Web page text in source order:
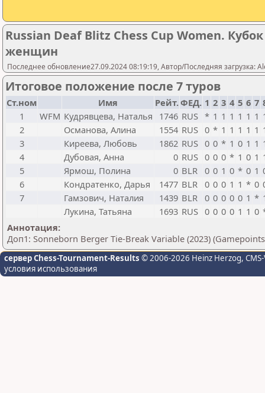
Russian Deaf Blitz Chess Cup Women.
женщин
Последнее обновление27.09.2024 08:19:19, Автор/Последняя загрузка:
Итоговое положение после 7 туров
Ст.ном Имя Рейт.ФЕД. 1 2 3 4 5 6 7
1
WFM Кудрявцева, Наталья 1746 RUS * 1 1 1 1 1 1
2
Османова, Алина 1554 RUS 0 * 1 1 1 1 1
3
Киреева, Любовь 1862 RUS 0 0 * 1 0 1 1
4
Дубовая, Анна 0 RUS 0 0 0 * 1 0 1
5
Ярмош, Полина 0 BLR 0 0 1 0 * 0 1
6
Кондратенко, Дарья 1477 BLR 0 0 0 1 1 * 0
7
Гамзович, Наталия 1439 BLR 0 0 0 0 0 1 *
Лукина, Татьяна
1693 RUS 0 0 0 0 1 1 0
Аннотация:
Доп1: Sonneborn Berger Tie-Break Variable (2023)
сервер Chess-Tournament-Results © 2006-2026 Heinz Herzog,
условия использования